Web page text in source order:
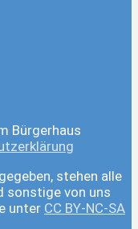
Bürgerhaus
stehen alle
sonstige von uns
unter CC BY-NC-SA